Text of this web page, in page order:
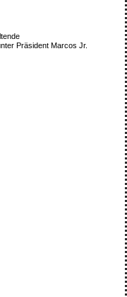
Präsident Marcos Jr.